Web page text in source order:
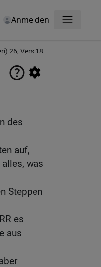
Anmelden Menü
26, Vers 18
des
auf,
alles, was
Steppen
es
aus